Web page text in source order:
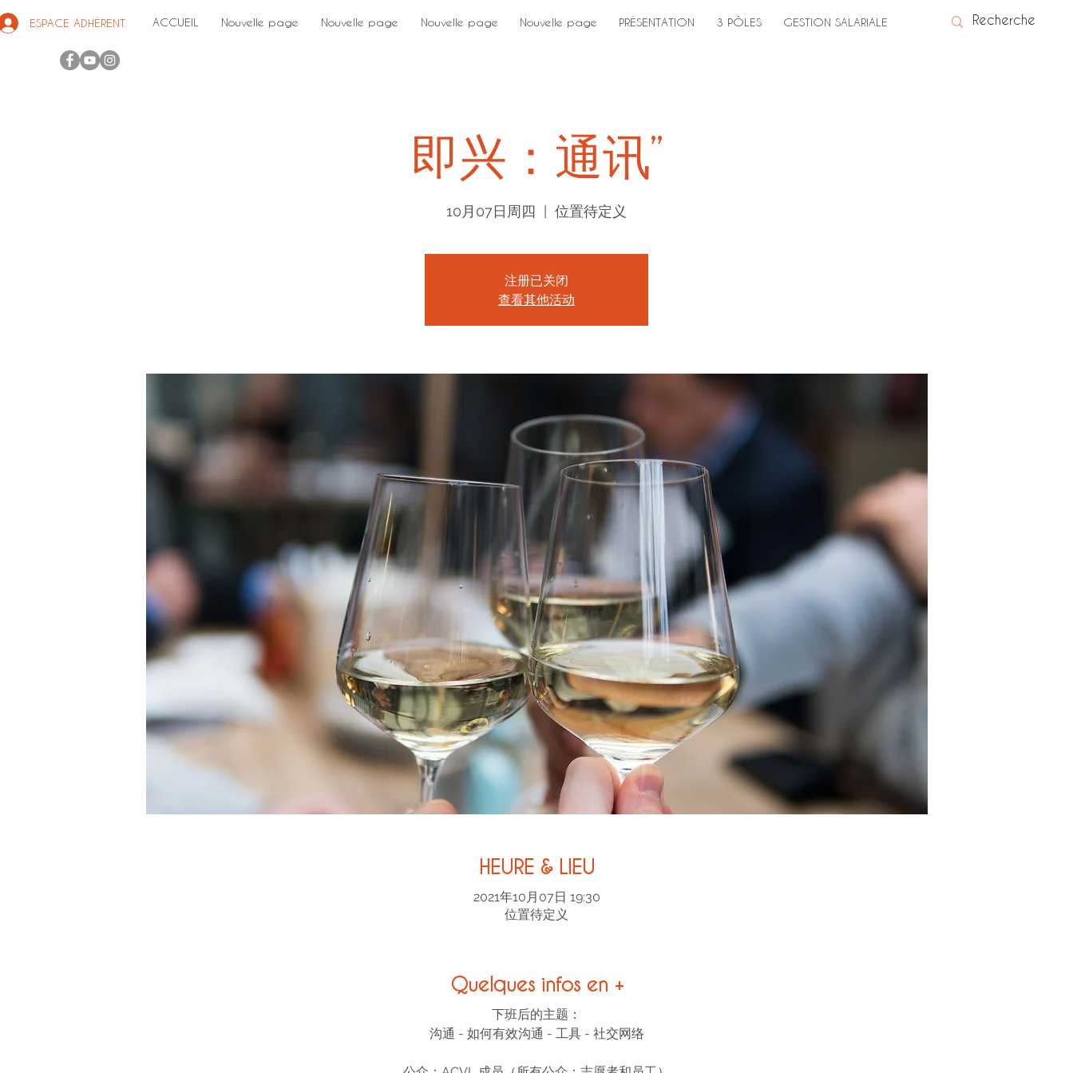
ESPACE ADHÉRENT ACCUEIL Nouvelle page Nouvelle page Nouvelle page Nouvelle page PRÉSENTATION 3 PÔLES GESTION SALARIALE
即兴：通讯”
10月07日周四 位置待定义
注册已关闭
查看其他活动
HEURE & LIEU
2021年10月07日 19:30
位置待定义
Quelques infos en +
下班后的主题：
沟通 - 如何有效沟通 - 工具 - 社交网络